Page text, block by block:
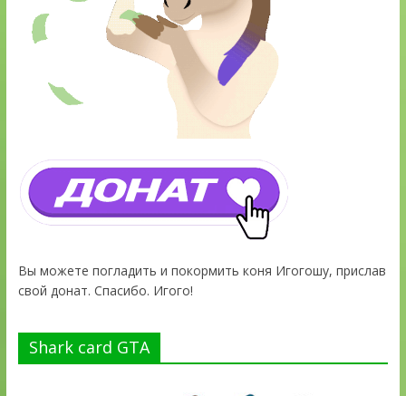
Вы можете погладить и покормить коня Игогошу, прислав
свой донат. Спасибо. Игого!
Shark card GTA